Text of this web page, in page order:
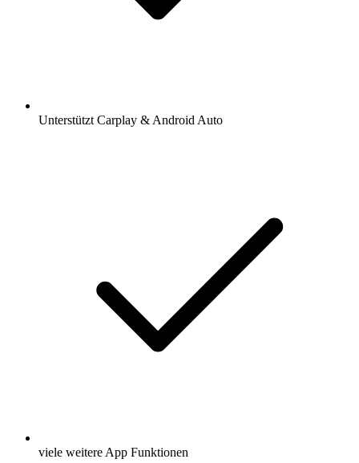
Unterstützt Carplay & Android Auto
viele weitere App Funktionen